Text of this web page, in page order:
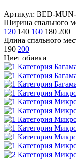
Артикул: BED-
Ширина спального
120 140 160 180 200
Длина спального
190 200
Цвет обивки